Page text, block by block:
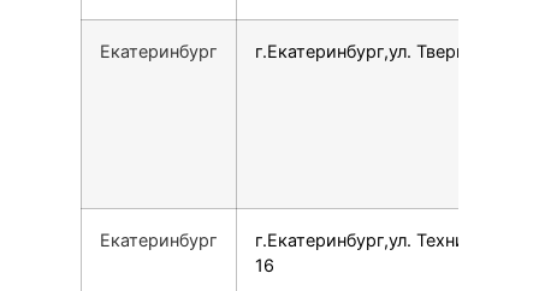
Екатеринбург г.Екатеринбург,ул. Тверитина, 19
Екатеринбург
г.Екатеринбург,ул. Техническая,
16